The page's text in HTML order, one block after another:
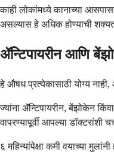
काही लोकांमध्ये कानाच्या
असल्यास हे अधिक होण्याची
ॲन्टिपायरीन आणि
हे औषध प्रत्येकासाठी योग्य
ज्यांना ॲन्टिपायरीन, बेंझोकेन
वापरण्यापूर्वी आपल्या डॉक्टरांशी
६ महिन्यांपेक्षा कमी वयाच्या